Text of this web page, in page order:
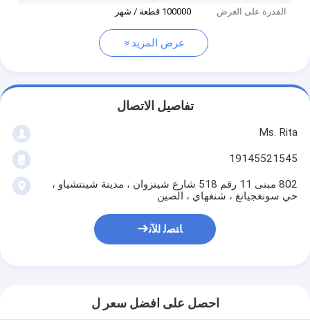
القدرة على العرض
100000 قطعة / شهر
عرض المزيد
تفاصيل الاتصال
Ms. Rita
19145521545
802 مبنى 11 رقم 518 شارع شينزوان ، مدينة شينتشياو ،
حي سونغجيانغ ، شنغهاي ، الصين
ﺎﺘﺼﻟ ﺍﻶﻧ
احصل على افضل سعر ل